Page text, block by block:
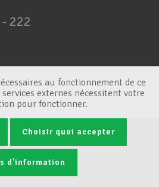
222
générales Gestion des cookies
au fonctionnement de ce
externes nécessitent votre
pour fonctionner.
Choisir quoi accepter
d'information